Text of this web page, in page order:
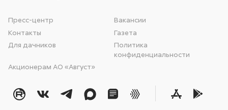
Пресс-центр
Вакансии
Контакты
Газета
Для дачников
Политика
конфиденциальности
Акционерам АО «Август»